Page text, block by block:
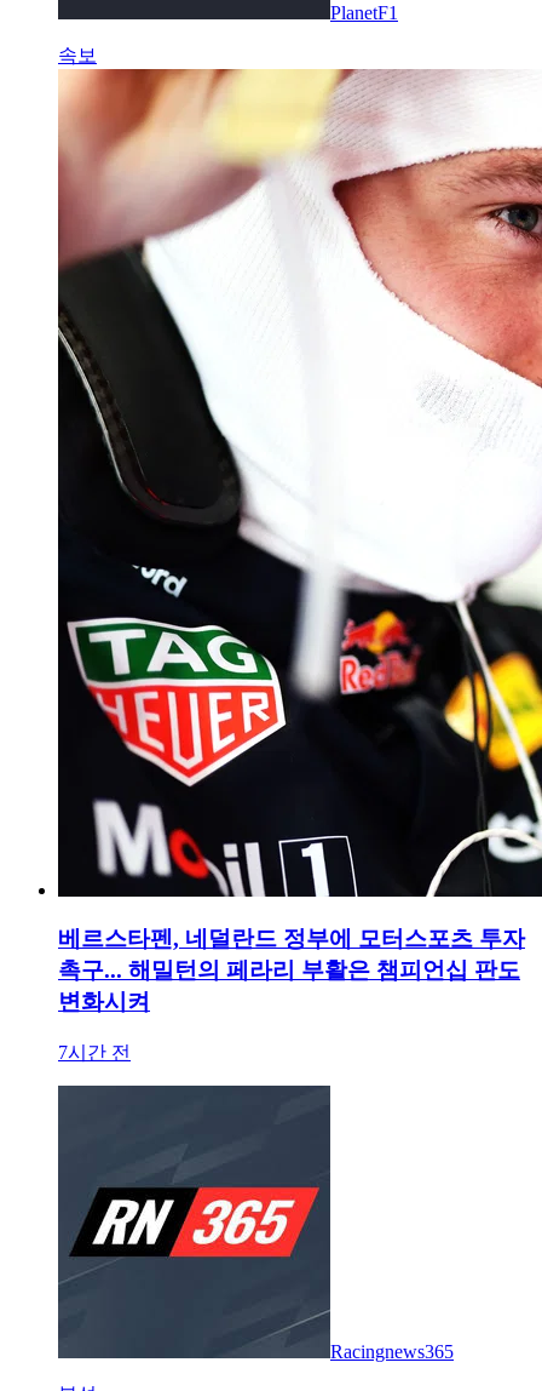
PlanetF1
속보
베르스타펜, 네덜란드 정부에 모터스포츠 투자
촉구... 해밀턴의 페라리 부활은 챔피언십 판도
변화시켜
7시간 전
Racingnews365